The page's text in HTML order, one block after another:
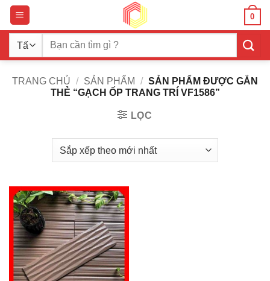
Bỏ
qua
nội
dung
0
Tìm
TRANG CHỦ / SẢN PHẨM / SẢN PHẨM ĐƯỢC GẮN
THẺ “GẠCH ỐP TRANG TRÍ VF1586”
LỌC